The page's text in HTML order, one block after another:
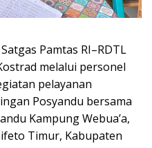
Pamtas RI–RDTL
melalui personel
pelayanan
Posyandu bersama
Kampung Webua’a,
Timur, Kabupaten